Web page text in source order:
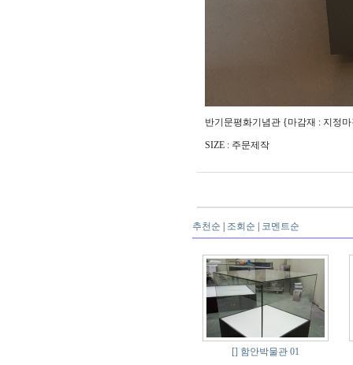
반기문평화기념관 {마감재 : 지정
SIZE : 주문제작
추천순 조회순 코멘트순
[] 함안박물관 01